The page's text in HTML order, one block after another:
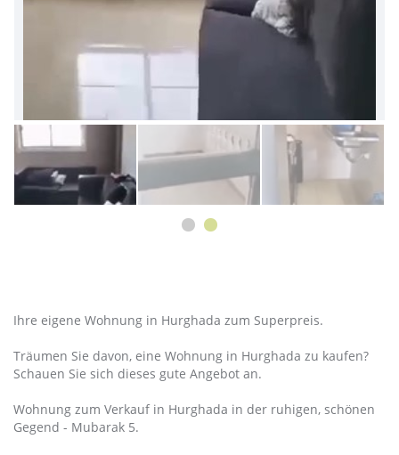
Ihre eigene Wohnung in Hurghada zum Superpreis.
Träumen Sie davon, eine Wohnung in Hurghada zu kaufen?
Schauen Sie sich dieses gute Angebot an.
Wohnung zum Verkauf in Hurghada in der ruhigen, schönen
Gegend - Mubarak 5.